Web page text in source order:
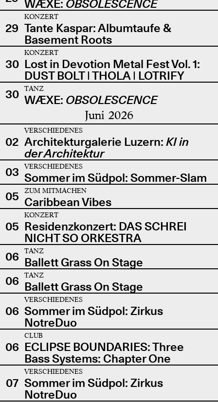
WÆXE: OBSOLESCENCE
29
KONZERT
Tante Kaspar: Albumtaufe &
Basement Roots
30
KONZERT
Lost in Devotion Metal Fest Vol. 1:
DUST BOLT | THOLA | LOTRIFY
30
TANZ
WÆXE: OBSOLESCENCE
Juni 2026
02
VERSCHIEDENES
Architekturgalerie Luzern: KI in
der Architektur
03
VERSCHIEDENES
Sommer im Südpol: Sommer-Slam
05
ZUM MITMACHEN
Caribbean Vibes
05
KONZERT
Residenzkonzert: DAS SCHREI
NICHT SO ORKESTRA
06
TANZ
Ballett Grass On Stage
06
TANZ
Ballett Grass On Stage
06
VERSCHIEDENES
Sommer im Südpol: Zirkus
NotreDuo
06
CLUB
ECLIPSE BOUNDARIES: Three
Bass Systems: Chapter One
07
VERSCHIEDENES
Sommer im Südpol: Zirkus
NotreDuo